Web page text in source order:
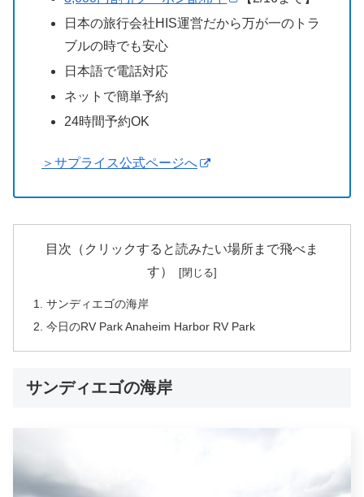
日本の旅行会社HIS運営だから万が一のトラ
ブルの時でも安心
日本語で電話対応
ネットで簡単予約
24時間予約OK
＞サプライス公式ページへ
目次（クリックすると読みたい場所まで飛べま
す）
サンディエゴの海岸
今日のRV Park Anaheim Harbor RV Park
サンディエゴの海岸